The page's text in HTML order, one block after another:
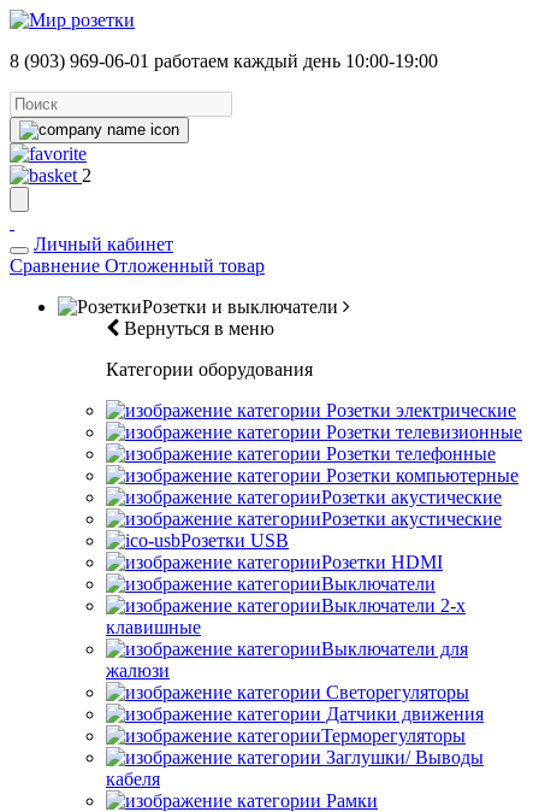
8 (903) 969-06-01 работаем каждый день 10:00-19:00
2
Личный кабинет
Сравнение Отложенный товар
Розетки и выключатели
Вернуться в меню
Категории оборудования
Розетки электрические
Розетки телевизионные
Розетки телефонные
Розетки компьютерные
Розетки акустические
Розетки акустические
Розетки USB
Розетки HDMI
Выключатели
Выключатели 2-х
клавишные
Выключатели для
жалюзи
Светорегуляторы
Датчики движения
Терморегуляторы
Заглушки/ Выводы
кабеля
Рамки